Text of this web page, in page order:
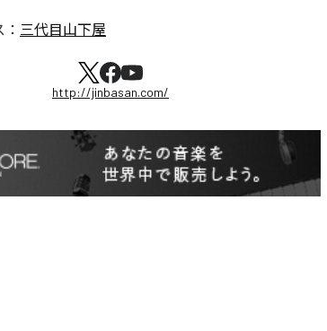
三代目山下屋
http://jinbasan.com/